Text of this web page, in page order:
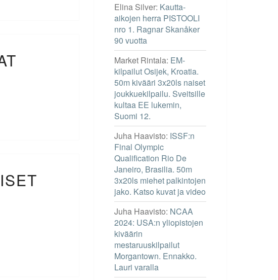
Elina Silver: Kautta-
aikojen herra PISTOOLI
nro 1. Ragnar Skanåker
90 vuotta
Market Rintala: EM-
kilpailut Osijek, Kroatia.
50m kivääri 3x20ls naiset
joukkuekilpailu. Sveitsille
kultaa EE lukemin,
Suomi 12.
Juha Haavisto: ISSF:n
Final Olympic
Qualification Rio De
Janeiro, Brasilia. 50m
3x20ls miehet palkintojen
jako. Katso kuvat ja video
Juha Haavisto: NCAA
2024: USA:n yliopistojen
kiväärin
mestaruuskilpailut
Morgantown. Ennakko.
Lauri varalla